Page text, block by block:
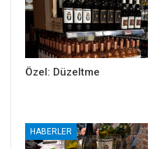
Özel: Düzeltme
HABERLER